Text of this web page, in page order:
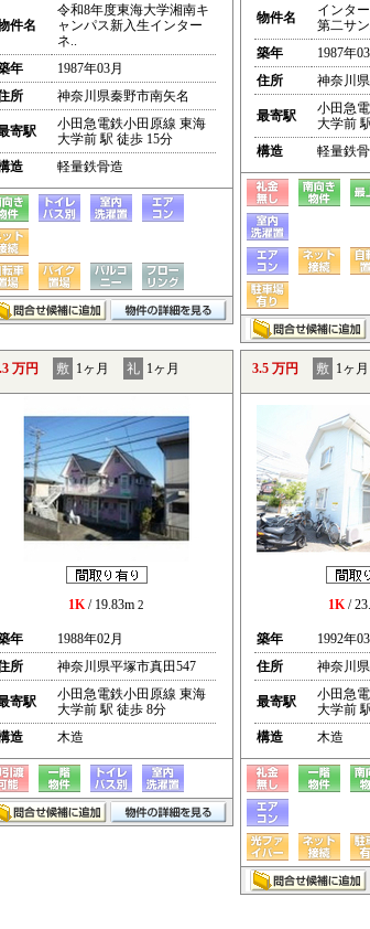
件名
令和8年度東海大学湘南キ
ャンパス新入生インター
ネ..
年
1987年03月
所
神奈川県秦野市南矢名
寄駅
小田急電鉄小田原線 東海
大学前 駅 徒歩 15分
造
軽量鉄骨造
物件名
インタ
第二サ
築年
1987年
住所
神奈川
最寄駅
小田急
大学前
構造
軽量鉄
万円 敷 1ヶ月 礼 1ヶ月
1K/ 19.83m 2
年
1988年02月
所
神奈川県平塚市真田547
寄駅
小田急電鉄小田原線 東海
大学前 駅 徒歩 8分
造
木造
3.5 万円 敷 1ヶ月
1K/
築年
1992年
住所
神奈川
最寄駅
小田急
大学前
構造
木造